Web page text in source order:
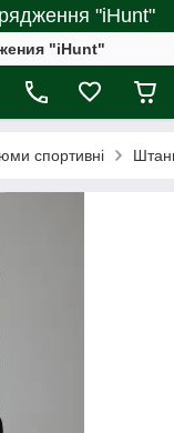
"iHunt"
"iHunt"
спортивні